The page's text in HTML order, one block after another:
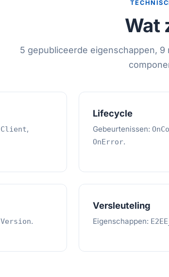
Wat
5 gepubliceerde eigenschappen,
Client,
Lifecycle
Gebeurtenissen:
OnError.
Version.
Versleuteling
Eigenschappen: